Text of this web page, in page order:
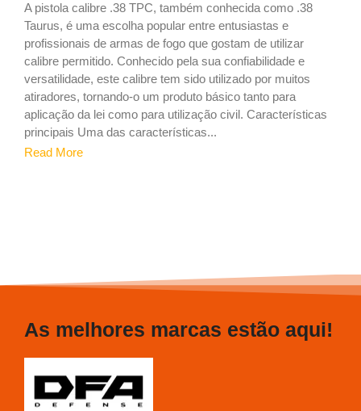
A pistola calibre .38 TPC, também conhecida como .38
Taurus, é uma escolha popular entre entusiastas e
profissionais de armas de fogo que gostam de utilizar
calibre permitido. Conhecido pela sua confiabilidade e
versatilidade, este calibre tem sido utilizado por muitos
atiradores, tornando-o um produto básico tanto para
aplicação da lei como para utilização civil. Características
principais Uma das características...
Read More
As melhores marcas estão aqui!